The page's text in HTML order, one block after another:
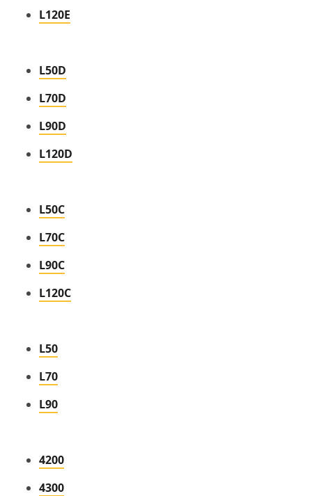
L120E
L50D
L70D
L90D
L120D
L50C
L70C
L90C
L120C
L50
L70
L90
4200
4300